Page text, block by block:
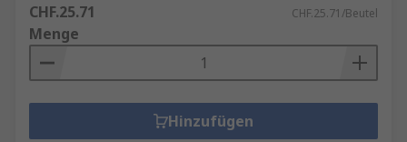
CHF.25.71 CHF.25.71/Beutel
Menge
Hinzufügen